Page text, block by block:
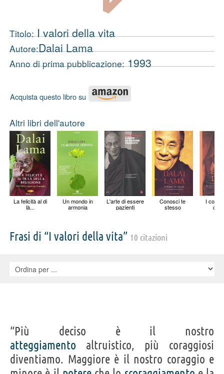
Titolo:I valori della vita
Autore:Dalai Lama
Anno di prima pubblicazione:1993
Acquista questo libro su
Altri libri dell'autore
La felicità al di
là...
Un mondo in
armonia
L'arte di essere
pazienti
Conosci te
stesso
I
Frasi di “I valori della vita” 10 citazioni
“Più deciso è il nostro
atteggiamento altruistico, più coraggiosi
diventiamo. Maggiore è il nostro coraggio e